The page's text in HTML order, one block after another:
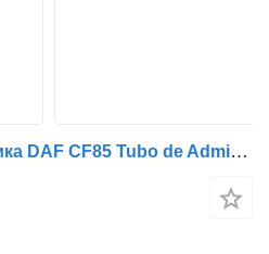
Шланг воздухозаборника DAF CF85 Tubo de Admissão Intercooler 1664061 для грузовика DAF